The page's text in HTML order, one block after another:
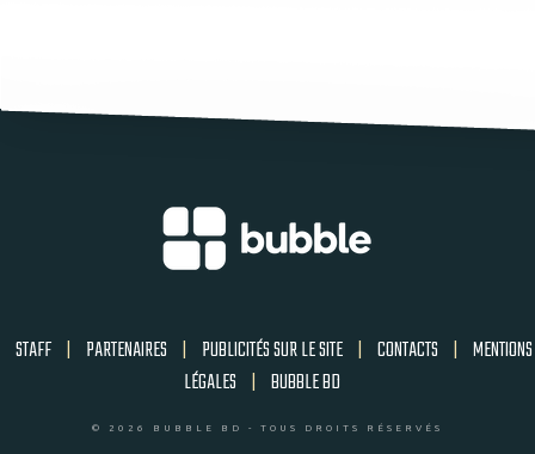
STAFF | PARTENAIRES | PUBLICITÉS SUR LE SITE | CONTACTS | MENTIONS
LÉGALES | BUBBLE BD
© 2026 BUBBLE BD - TOUS DROITS RÉSERVÉS